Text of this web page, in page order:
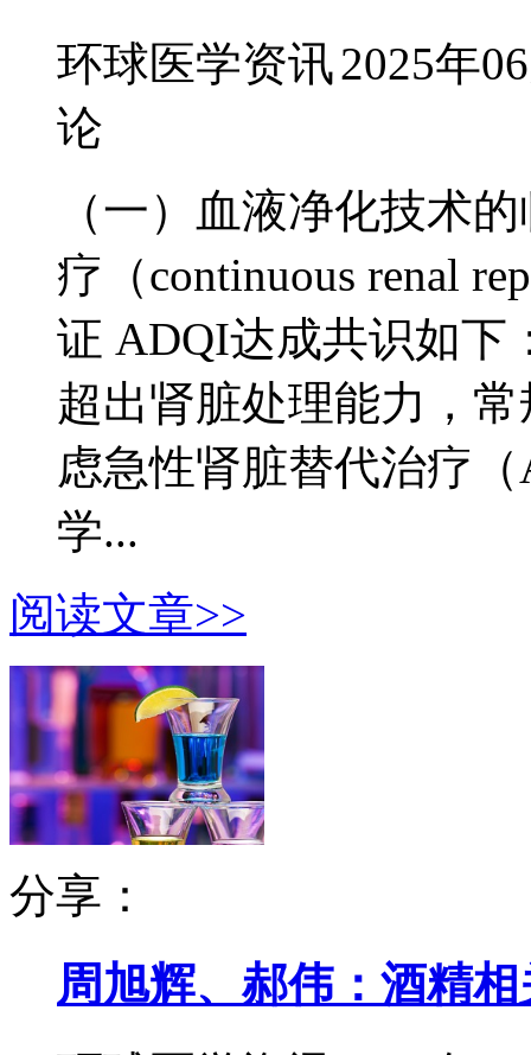
环球医学资讯2025年
论
（一）血液净化技术
疗（continuous renal
证 ADQI达成共识如下
超出肾脏处理能力，
虑急性肾脏替代治疗
学...
阅读文章>>
分享：
周旭辉、郝伟：酒精